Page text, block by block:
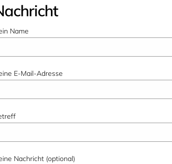
Name
E-Mail-Adresse
Nachricht (optional)